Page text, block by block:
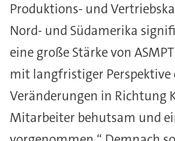
Produktions- und
Nord- und Südamerika
eine große Stärke von
mit langfristiger Perspektive
Veränderungen in Richtung
Mitarbeiter behutsam und